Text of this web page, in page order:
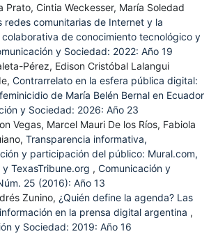
Prato, Cintia Weckesser, María Soledad
redes comunitarias de Internet y la
de conocimiento tecnológico y
y Sociedad: 2022: Año 19
Pérez, Edison Cristóbal Lalangui
Contrarrelato en la esfera pública digital:
de María Belén Bernal en Ecuador
y Sociedad: 2026: Año 23
Vegas, Marcel Mauri De los Ríos, Fabiola
Transparencia informativa,
y participación del público: Mural.com,
TexasTribune.org , Comunicación y
25 (2016): Año 13
Zunino, ¿Quién define la agenda? Las
en la prensa digital argentina ,
y Sociedad: 2019: Año 16